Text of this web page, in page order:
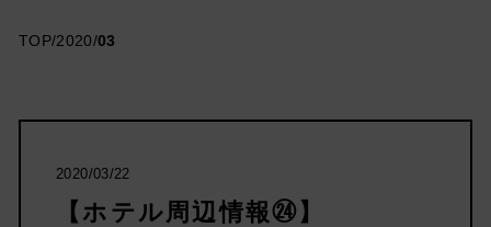
TOP/2020/03
2020/03/22
【ホテル周辺情報㉔】